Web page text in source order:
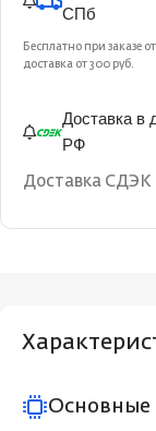
СПб
Бесплатно при заказе
доставка от 300 руб.
Доставка в
РФ
Доставка СДЭК
Основные